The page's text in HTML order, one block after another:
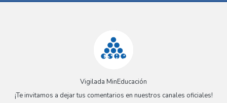
Vigilada MinEducación
¡Te invitamos a dejar tus comentarios en nuestros canales oficiales!